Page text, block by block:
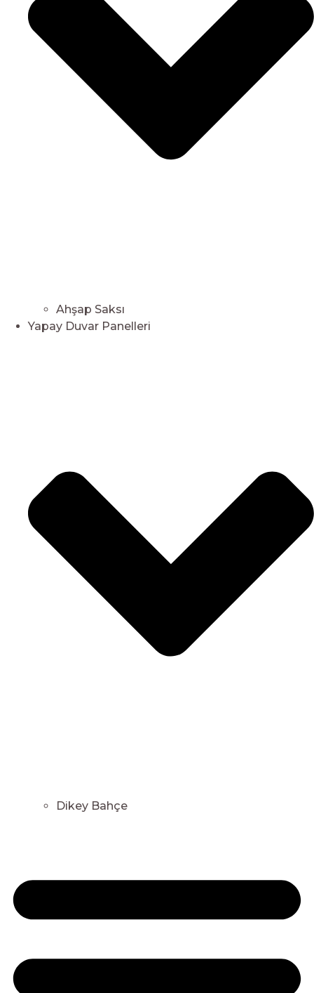
Ahşap Saksı
Yapay Duvar Panelleri
Dikey Bahçe